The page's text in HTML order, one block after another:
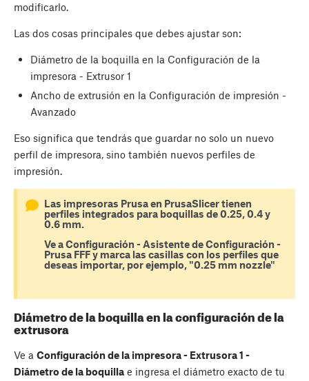
modificarlo.
Las dos cosas principales que debes ajustar son:
Diámetro de la boquilla en la Configuración de la
impresora - Extrusor 1
Ancho de extrusión en la Configuración de impresión -
Avanzado
Eso significa que tendrás que guardar no solo un nuevo
perfil de impresora, sino también nuevos perfiles de
impresión.
Las impresoras Prusa en PrusaSlicer tienen
perfiles integrados para boquillas de 0.25, 0.4 y
0.6 mm.
Ve a Configuración - Asistente de Configuración -
Prusa FFF y marca las casillas con los perfiles que
deseas importar, por ejemplo, "0.25 mm nozzle"
Diámetro de la boquilla en la configuración de la
extrusora
Ve a Configuración de la impresora - Extrusora 1 -
Diámetro de la boquilla e ingresa el diámetro exacto de tu